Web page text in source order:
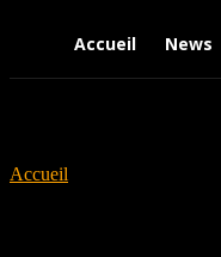
Accueil News
Accueil